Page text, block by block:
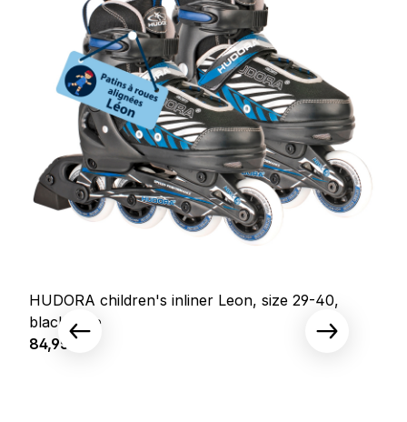
HUDORA children's inliner Leon, size 29-40,
black/blue
Prix régulier :
84,95 €